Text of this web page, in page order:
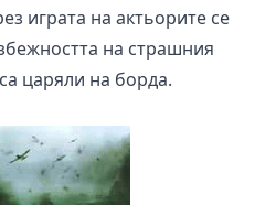
играта на актьорите се
на страшния
царяли на борда.